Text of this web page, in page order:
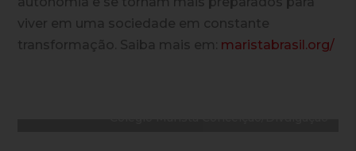
viver em uma sociedade em constante
transformação. Saiba mais em: maristabrasil.org/